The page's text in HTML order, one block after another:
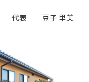
代表 豆子 里美